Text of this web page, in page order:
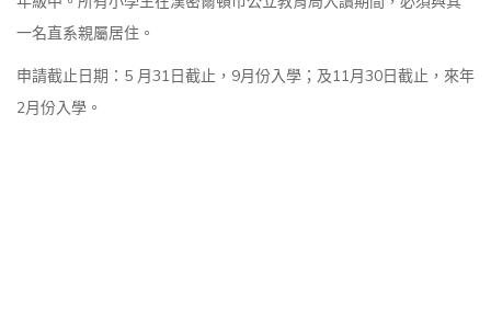
一名直系親屬居住。
申請截止日期：5 月31日截止，9月份入學；及11月30日截止，來年
2月份入學。